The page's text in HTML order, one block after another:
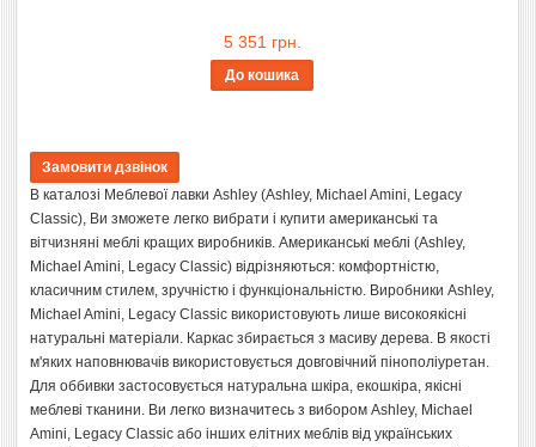
5 351 грн.
До кошика
В каталозі Меблевої лавки Ashley (Ashley, Michael Amini, Legacy
Classic), Ви зможете легко вибрати і купити американські та
вітчизняні меблі кращих виробників. Американські меблі (Ashley,
Michael Amini, Legacy Classic) відрізняються: комфортністю,
класичним стилем, зручністю і функціональністю. Виробники Ashley,
Michael Amini, Legacy Classic використовують лише високоякісні
натуральні матеріали. Каркас збирається з масиву дерева. В якості
м'яких наповнювачів використовується довговічний пінополіуретан.
Для оббивки застосовується натуральна шкіра, екошкіра, якісні
меблеві тканини. Ви легко визначитесь з вибором Ashley, Michael
Amini, Legacy Classic або інших елітних меблів від українських